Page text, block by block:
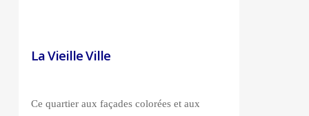
La Vieille Ville
Ce quartier aux façades colorées et aux